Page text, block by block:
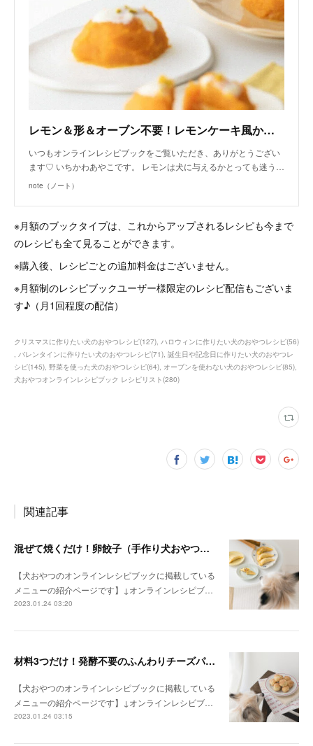
レモン＆形＆オーブン不要！レモンケーキ風かぼちゃケーキ（手作り犬おやつレシピ）｜いちかわあやこ（犬ごはん先生）｜note
いつもオンラインレシピブックをご覧いただき、ありがとうござい
ます♡ いちかわあやこです。 レモンは犬に与えるかとっても迷う…
note（ノート）
※月額のブックタイプは、これからアップされるレシピも今まで
のレシピも全て見ることができます。
※購入後、レシピごとの追加料金はございません。
※月額制のレシピブックユーザー様限定のレシピ配信もございま
す♪（月1回程度の配信）
クリスマスに作りたい犬のおやつレシピ(127) ハロウィンに作りたい犬のおやつレシピ(56)
バレンタインに作りたい犬のおやつレシピ(71) 誕生日や記念日に作りたい犬のおやつレ
シピ(145) 野菜を使った犬のおやつレシピ(64) オーブンを使わない犬のおやつレシピ(85)
犬おやつオンラインレシピブック レシピリスト(280)
関連記事
混ぜて焼くだけ！卵餃子（手作り犬おやつレシピ）
【犬おやつのオンラインレシピブックに掲載している
メニューの紹介ページです】↓オンラインレシピブ…
2023.01.24 03:20
材料3つだけ！発酵不要のふんわりチーズパン（手作り犬おやつレシピ）
【犬おやつのオンラインレシピブックに掲載している
メニューの紹介ページです】↓オンラインレシピブ…
2023.01.24 03:15